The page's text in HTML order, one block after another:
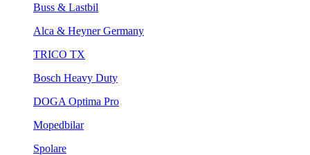
Buss & Lastbil
Alca & Heyner Germany
TRICO TX
Bosch Heavy Duty
DOGA Optima Pro
Mopedbilar
Spolare